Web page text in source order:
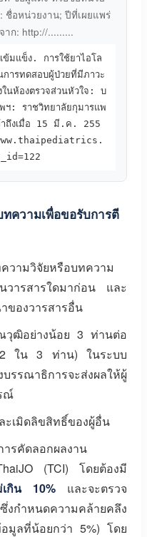
ชื่อหน่วยงาน; ปีที่เผยแพร่
าก: http://.........
มแข็ง. การใช้ยาไอโล
รทดสอบผู้ป่วยที่มีภาวะ
ในห้องตรวจส่วนหัวใจ: บ
: ราชวิทยาลัยกุมารแพ
าถึงเมื่อ 15 มี.ค. 255
ความเพื่อขอรับการตี
วามวิจัยหรือบทความ
วารสารใดมาก่อน และ
ของวารสารอื่น
วุฒิอย่างน้อย 3 ท่านต่อ
ใน 3 ท่าน) ในระบบ
บรรณาธิการจะส่งผลให้ผู้
ณ์
ะเมิดลิขสิทธิ์ของผู้อื่น
ารคัดลอกผลงาน
(TCI) โดยต้องมี
เกิน 10% และจะตรวจ
กำหนดความคล้ายคลึง
อมูลที่น้อยกว่า 5%) โดย